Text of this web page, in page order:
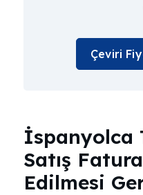
Çeviri
İspanyolca
Satış
Edilmesi